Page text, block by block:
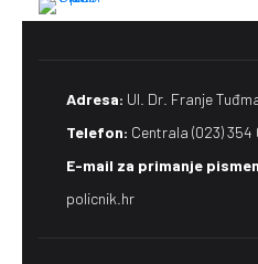
Adresa: Ul. Dr. Franje
Telefon: Centrala (023)
E-mail za primanje
policnik.hr